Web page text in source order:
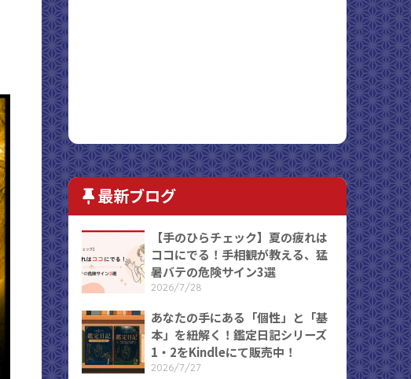
最新ブログ
【手のひらチェック】夏の疲れは
ココにでる！手相観が教える、猛
暑バテの危険サイン3選
2026/7/28
あなたの手にある「個性」と「基
本」を紐解く！鑑定日記シリーズ
1・2をKindleにて販売中！
2026/7/27